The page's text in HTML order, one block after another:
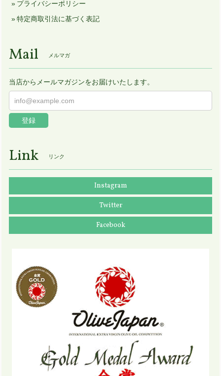
プライバシーポリシー
特定商取引法に基づく表記
Mail メルマガ
当店からメールマガジンをお届けいたします。
登録
Link リンク
Instagram
Twitter
Facebook